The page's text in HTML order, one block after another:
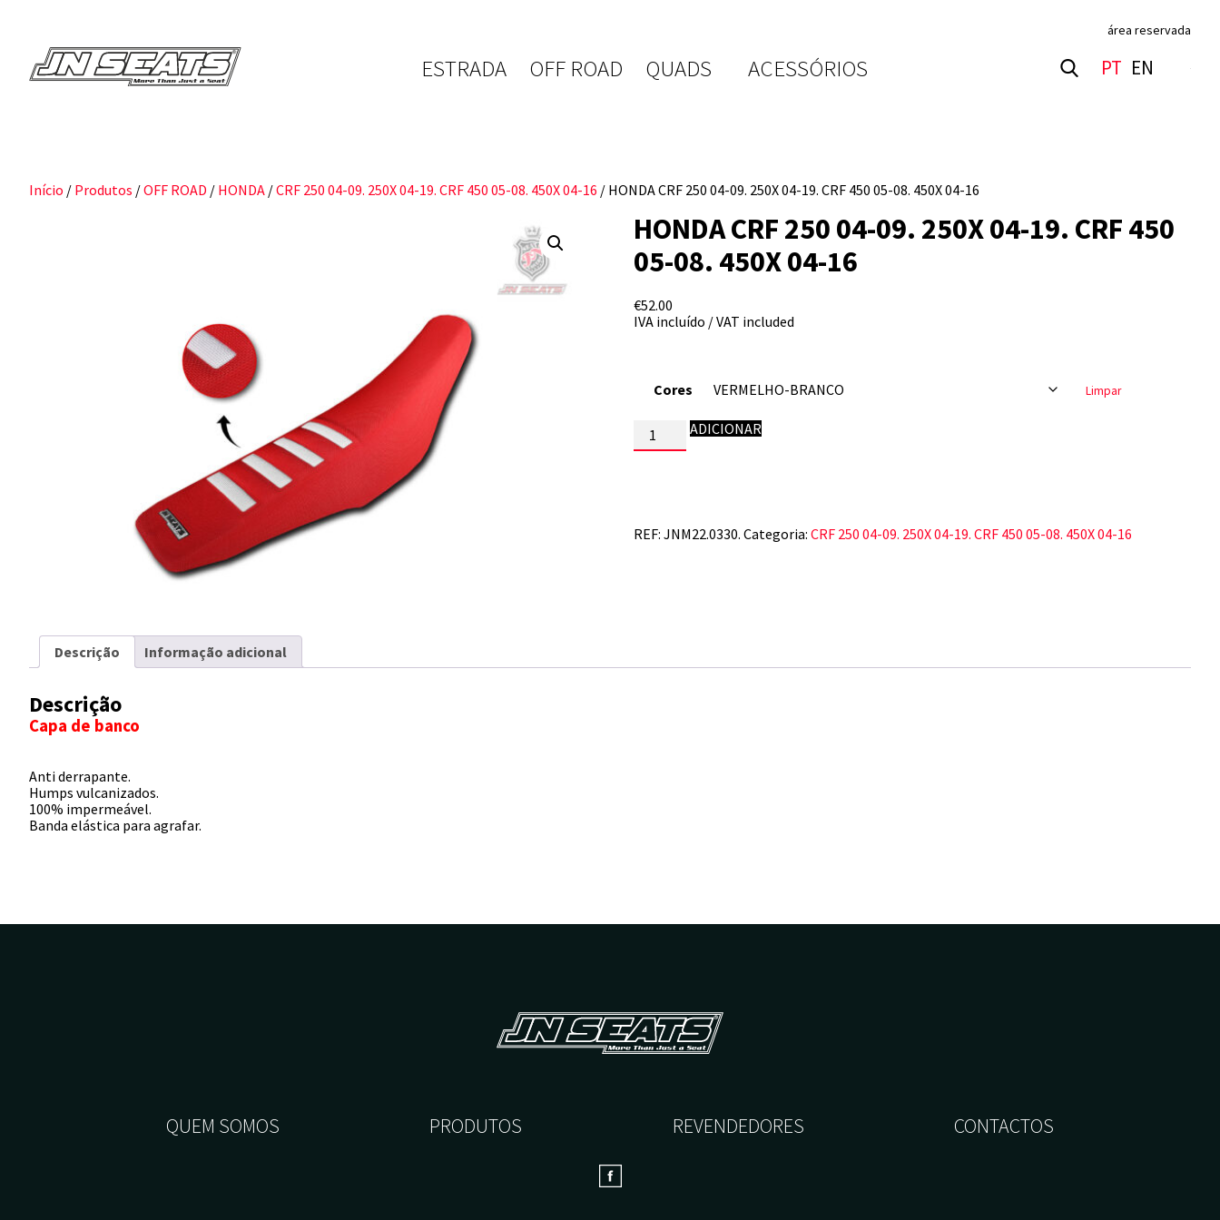
área reservada
PT EN
ESTRADA OFF ROAD QUADS ACESSÓRIOS
Início / Produtos /OFF ROAD / HONDA /CRF 250 04-09. 250X 04-19. CRF 450 05-08. 450X 04-16 / HONDA CRF 250 04-09. 250X 04-19. CRF 450 05-08. 450X 04-16
HONDA CRF 250 04-09. 250X 04-19. CRF 450
05-08. 450X 04-16
€52.00
IVA incluído / VAT included
Cores Limpar
Quantidade
09.
250X
04-
ADICIONAR
REF: JNM22.0330. Categoria: CRF 250 04-09. 250X 04-19. CRF 450 05-08. 450X 04-16
Descrição Informação adicional
Descrição
Capa de banco
Anti derrapante.
Humps vulcanizados.
100% impermeável.
Banda elástica para agrafar.
QUEM SOMOS PRODUTOS REVENDEDORES CONTACTOS